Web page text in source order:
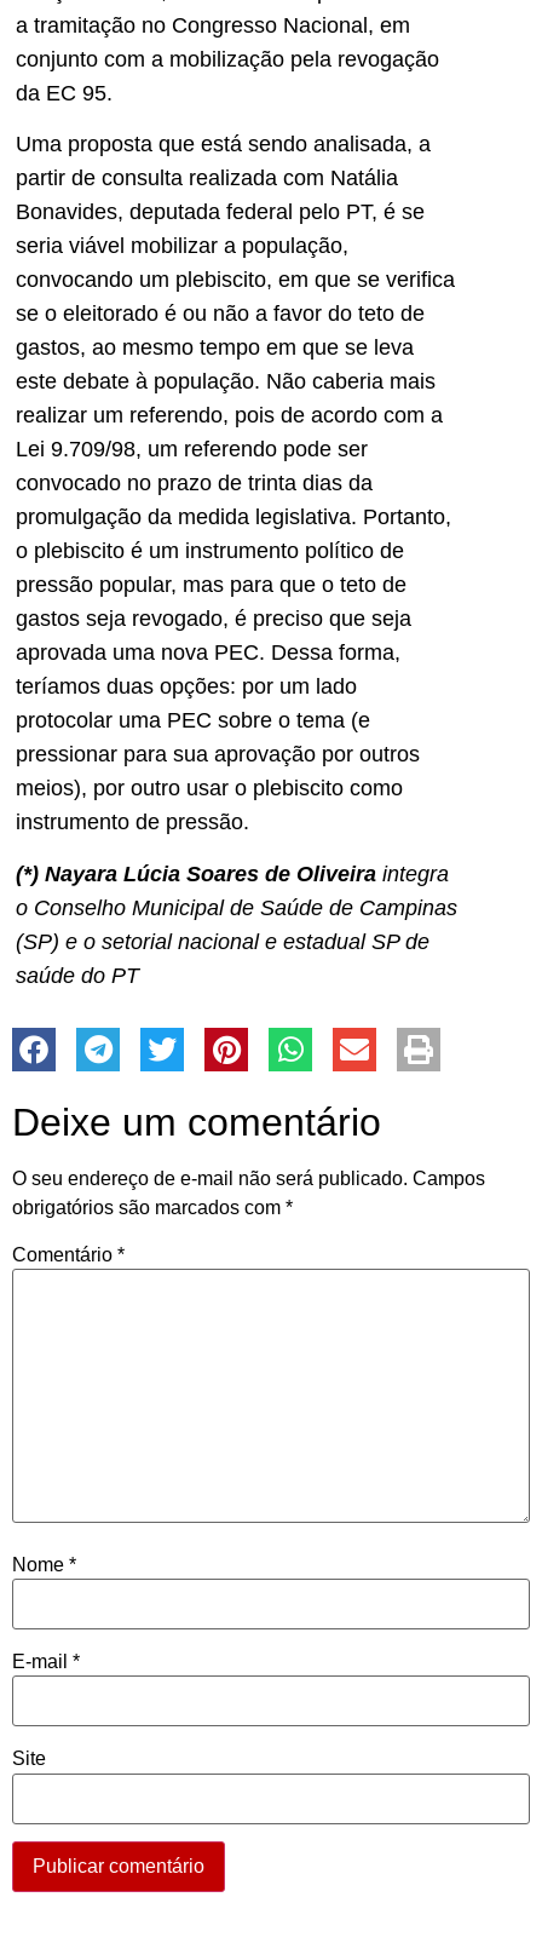
a tramitação no Congresso Nacional, em
conjunto com a mobilização pela revogação
da EC 95.
Uma proposta que está sendo analisada, a
partir de consulta realizada com Natália
Bonavides, deputada federal pelo PT, é se
seria viável mobilizar a população,
convocando um plebiscito, em que se verifica
se o eleitorado é ou não a favor do teto de
gastos, ao mesmo tempo em que se leva
este debate à população. Não caberia mais
realizar um referendo, pois de acordo com a
Lei 9.709/98, um referendo pode ser
convocado no prazo de trinta dias da
promulgação da medida legislativa. Portanto,
o plebiscito é um instrumento político de
pressão popular, mas para que o teto de
gastos seja revogado, é preciso que seja
aprovada uma nova PEC. Dessa forma,
teríamos duas opções: por um lado
protocolar uma PEC sobre o tema (e
pressionar para sua aprovação por outros
meios), por outro usar o plebiscito como
instrumento de pressão.
(*) Nayara Lúcia Soares de Oliveira integra
o Conselho Municipal de Saúde de Campinas
(SP) e o setorial nacional e estadual SP de
saúde do PT
Deixe um comentário
O seu endereço de e-mail não será publicado. Campos
obrigatórios são marcados com *
Comentário *
Nome *
E-mail *
Site